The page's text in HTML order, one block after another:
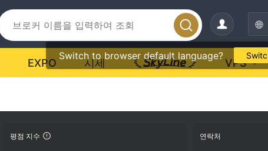
Switch to browser default language?
EXPO 시세 VPS
평점 지수 연락처